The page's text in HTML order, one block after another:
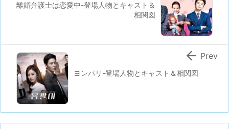
離婚弁護士は恋愛中-登場人物とキャスト＆
相関図
ヨンパリ-登場人物とキャスト＆相関図
 Prev